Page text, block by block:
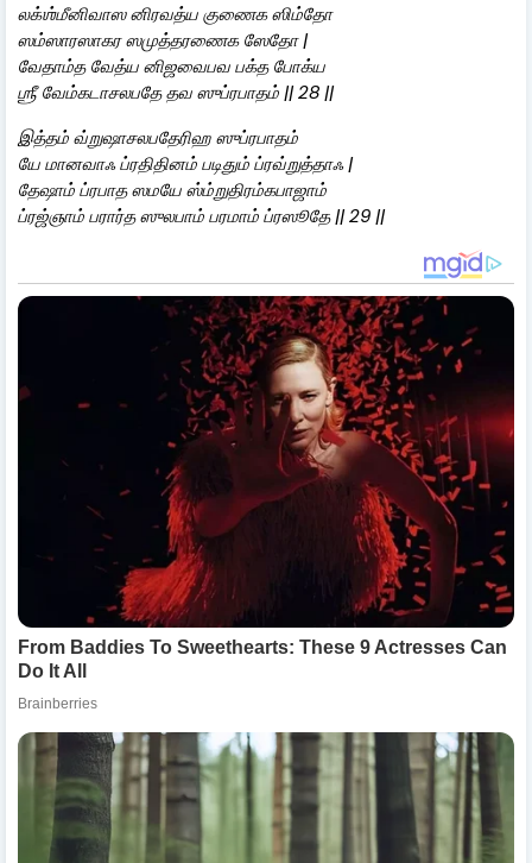
லக்ஶ்மீனிவாஸ னிரவத்ய குணைக ஸிம்தோ
ஸம்ஸாரஸாகர ஸமுத்தரணைக ஸேதோ |
வேதாம்த வேத்ய னிஜவைபவ பக்த போக்ய
ஶ்ரீ வேம்கடாசலபதே தவ ஸுப்ரபாதம் || 28 ||
இத்தம் வ்றுஷாசலபதேரிஹ ஸுப்ரபாதம்
யே மானவாஃ ப்ரதிதினம் படிதும் ப்ரவ்றுத்தாஃ |
தேஷாம் ப்ரபாத ஸமயே ஸ்ம்றுதிரம்கபாஜாம்
ப்ரஜ்ஞாம் பரார்த ஸுலபாம் பரமாம் ப்ரஸூதே || 29 ||